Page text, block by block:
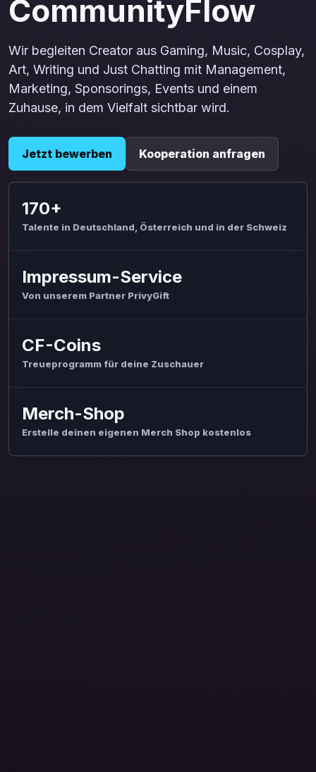
CommunityFlow
Wir begleiten Creator aus Gaming, Music, Cosplay,
Art, Writing und Just Chatting mit Management,
Marketing, Sponsorings, Events und einem
Zuhause, in dem Vielfalt sichtbar wird.
Jetzt bewerben Kooperation anfragen
170+
Talente in Deutschland, Österreich und in der Schweiz
Impressum-Service
Von unserem Partner PrivyGift
CF-Coins
Treueprogramm für deine Zuschauer
Merch-Shop
Erstelle deinen eigenen Merch Shop kostenlos